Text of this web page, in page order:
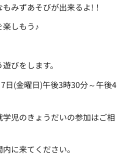
みずあそびが出来るよ!！
しもう♪
びをします。
日(金曜日)午後3時30分～午後4
学児のきょうだいの参加はご相
に来てください。